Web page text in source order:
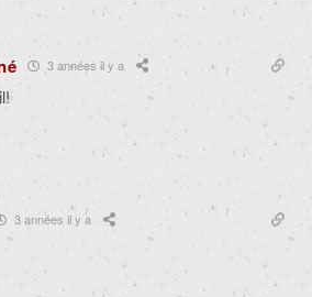
3 années il y a
3 années il y a